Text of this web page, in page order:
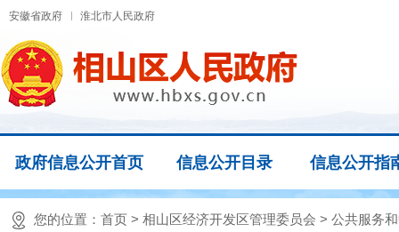
安徽省政府 淮北市人民政府
政府信息公开首页 信息公开目录 信息公开指
您的位置： 首页 > 相山区经济开发区管理委员会 > 公共服务